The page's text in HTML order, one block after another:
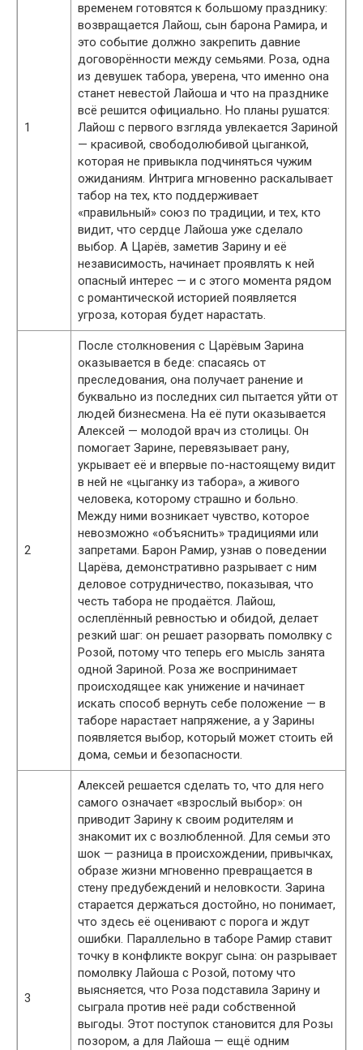
1
временем готовятся к большому празднику:
возвращается Лайош, сын барона Рамира, и
это событие должно закрепить давние
договорённости между семьями. Роза, одна
из девушек табора, уверена, что именно она
станет невестой Лайоша и что на празднике
всё решится официально. Но планы рушатся:
Лайош с первого взгляда увлекается Зариной
— красивой, свободолюбивой цыганкой,
которая не привыкла подчиняться чужим
ожиданиям. Интрига мгновенно раскалывает
табор на тех, кто поддерживает
«правильный» союз по традиции, и тех, кто
видит, что сердце Лайоша уже сделало
выбор. А Царёв, заметив Зарину и её
независимость, начинает проявлять к ней
опасный интерес — и с этого момента рядом
с романтической историей появляется
угроза, которая будет нарастать.
2
После столкновения с Царёвым Зарина
оказывается в беде: спасаясь от
преследования, она получает ранение и
буквально из последних сил пытается уйти от
людей бизнесмена. На её пути оказывается
Алексей — молодой врач из столицы. Он
помогает Зарине, перевязывает рану,
укрывает её и впервые по-настоящему видит
в ней не «цыганку из табора», а живого
человека, которому страшно и больно.
Между ними возникает чувство, которое
невозможно «объяснить» традициями или
запретами. Барон Рамир, узнав о поведении
Царёва, демонстративно разрывает с ним
деловое сотрудничество, показывая, что
честь табора не продаётся. Лайош,
ослеплённый ревностью и обидой, делает
резкий шаг: он решает разорвать помолвку с
Розой, потому что теперь его мысль занята
одной Зариной. Роза же воспринимает
происходящее как унижение и начинает
искать способ вернуть себе положение — в
таборе нарастает напряжение, а у Зарины
появляется выбор, который может стоить ей
дома, семьи и безопасности.
3
Алексей решается сделать то, что для него
самого означает «взрослый выбор»: он
приводит Зарину к своим родителям и
знакомит их с возлюбленной. Для семьи это
шок — разница в происхождении, привычках,
образе жизни мгновенно превращается в
стену предубеждений и неловкости. Зарина
старается держаться достойно, но понимает,
что здесь её оценивают с порога и ждут
ошибки. Параллельно в таборе Рамир ставит
точку в конфликте вокруг сына: он разрывает
помолвку Лайоша с Розой, потому что
выясняется, что Роза подставила Зарину и
сыграла против неё ради собственной
выгоды. Этот поступок становится для Розы
позором, а для Лайоша — ещё одним